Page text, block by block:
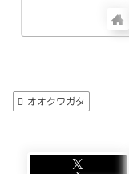
オオクワガタ